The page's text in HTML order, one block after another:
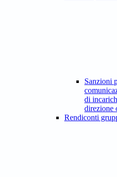
Sanzioni
di
direzione
Rendiconti